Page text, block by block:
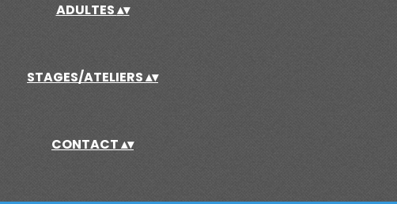
ADULTES▴▾
STAGES/ATELIERS▴▾
CONTACT▴▾